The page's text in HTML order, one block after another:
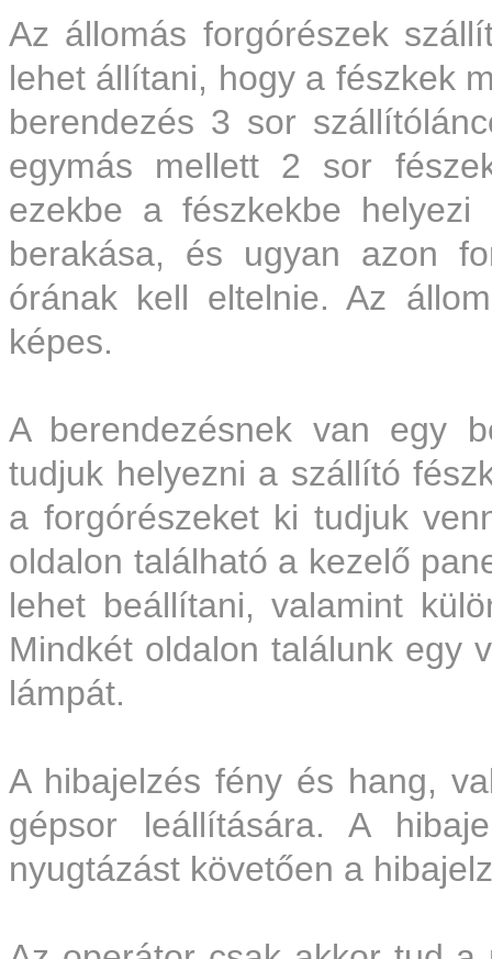
Az állomás forgórészek
lehet állítani, hogy a fészkek
berendezés 3 sor
egymás mellett 2 sor
ezekbe a fészkekbe
berakása, és ugyan azon
órának kell eltelnie. Az
képes.
A berendezésnek van egy
tudjuk helyezni a szállító
a forgórészeket ki tudjuk
oldalon található a kezelő
lehet beállítani, valamint
Mindkét oldalon találunk egy
lámpát.
A hibajelzés fény és hang,
gépsor leállítására. A
nyugtázást követően a